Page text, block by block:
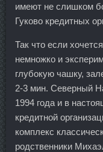
имеют не слишком
Гуково кредитных
Так что если
немножко и
глубокую чашку,
2-3 мин. Северный
1994 года и в
кредитной
комплекс
родственники